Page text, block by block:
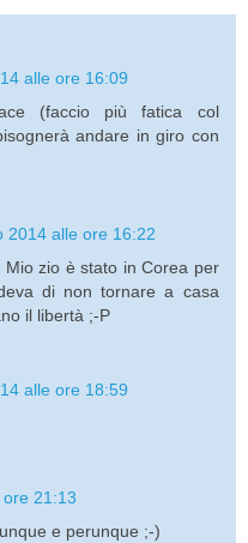
alle ore 16:09
(faccio più fatica col
andare in giro con
2014 alle ore 16:22
zio è stato in Corea per
di non tornare a casa
il libertà ;-P
alle ore 18:59
21:13
e perunque ;-)